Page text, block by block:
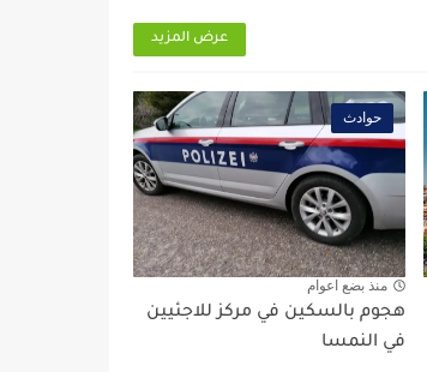
عرض المزيد
حوادث
منذ بضع اعوام
هجوم بالسكين في مركز للاجئيين
في النمسا